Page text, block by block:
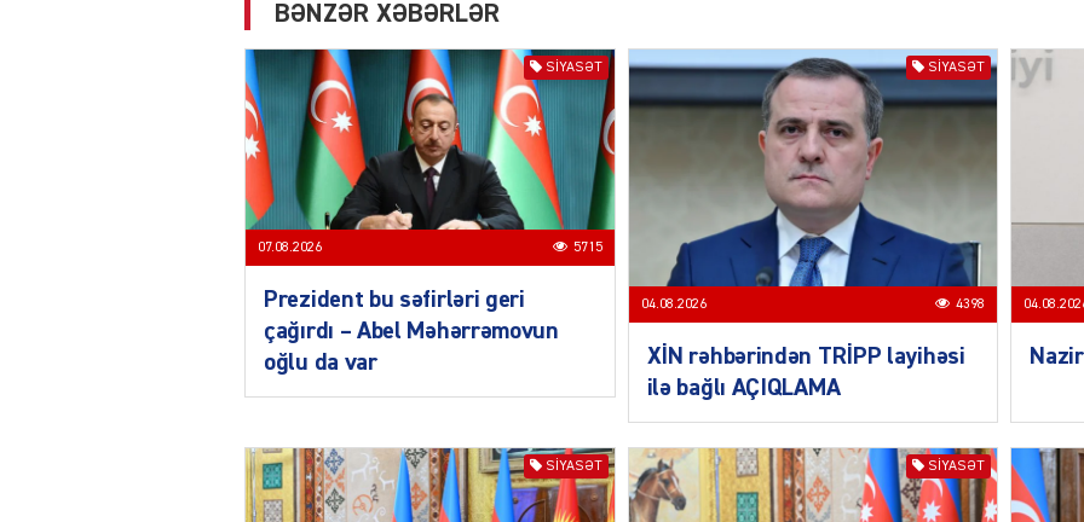
DÜNYA
BƏNZƏR XƏBƏRLƏR
SIYASƏT
07.08.2026 5715
Prezident bu səfirləri geri
çağırdı – Abel Məhərrəmovun
oğlu da var
SIYASƏT
04.08.2026 4398
XİN rəhbərindən TRİPP layihəsi
ilə bağlı AÇIQLAMA
SIYASƏT SIYASƏT